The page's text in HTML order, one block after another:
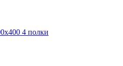
4 полки